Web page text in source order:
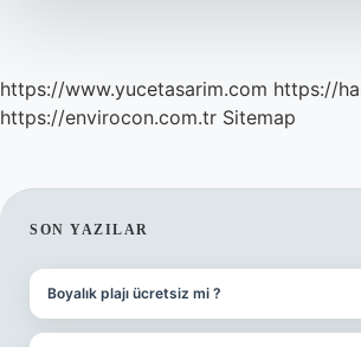
https://www.yucetasarim.com https://
https://envirocon.com.tr Sitemap
SIDEBAR
SON YAZILAR
Boyalık plajı ücretsiz mi ?